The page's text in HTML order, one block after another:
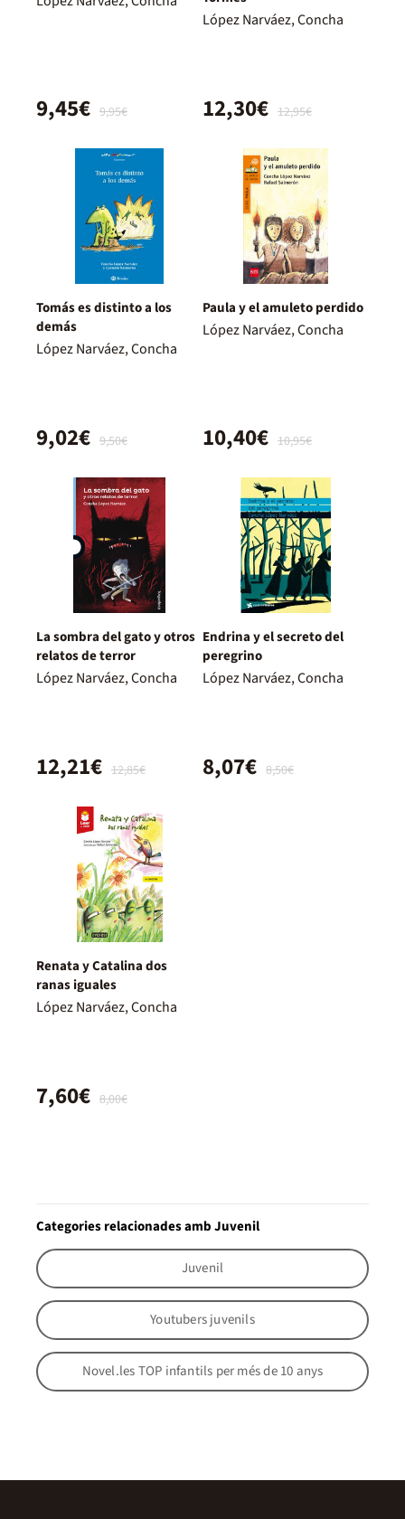
9,95€
9,45€
López Narváez, Concha
12,95€
12,30€
Tomás es distinto a los
demás
López Narváez, Concha
9,50€
9,02€
Paula y el amuleto perdido
López Narváez, Concha
10,95€
10,40€
La sombra del gato y otros
relatos de terror
López Narváez, Concha
12,85€
12,21€
Endrina y el secreto del
peregrino
López Narváez, Concha
8,50€
8,07€
Renata y Catalina dos
ranas iguales
López Narváez, Concha
8,00€
7,60€
Categories relacionades amb Juvenil
Juvenil
Youtubers juvenils
Novel.les TOP infantils per més de 10 anys